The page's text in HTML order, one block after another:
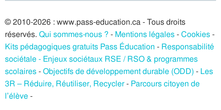
© 2010-2026 : www.pass-education.ca - Tous droits
réservés. Qui sommes-nous ? - Mentions légales-Cookies-
Kits pédagogiques gratuits Pass Éducation - Responsabilité
sociétale - Enjeux sociétaux RSE / RSO & programmes
scolaires-Objectifs de développement durable (ODD) - Les
3R – Réduire, Réutiliser, Recycler- Parcours citoyen de
l’élève-